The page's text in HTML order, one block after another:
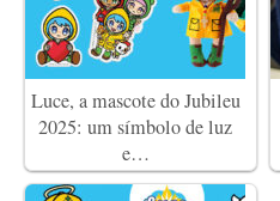
Luce, a mascote do Jubileu
2025: um símbolo de luz
e…